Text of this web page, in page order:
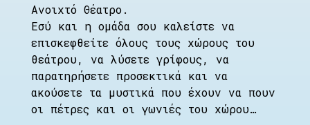
Ανοιχτό Θέατρο.
Εσύ και η ομάδα σου καλείστε να
επισκεφθείτε όλους τους χώρους του
θεάτρου, να λύσετε γρίφους, να
παρατηρήσετε προσεκτικά και να
ακούσετε τα μυστικά που έχουν να πουν
οι πέτρες και οι γωνιές του χώρου…